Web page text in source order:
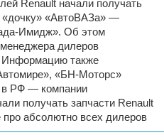
Renault начали получать
«дочку» «АвтоВАЗа» —
Имидж». Об этом
дилеров
Информацию также
«БН-Моторс»
в РФ — компании
получать запчасти Renault
абсолютно всех дилеров